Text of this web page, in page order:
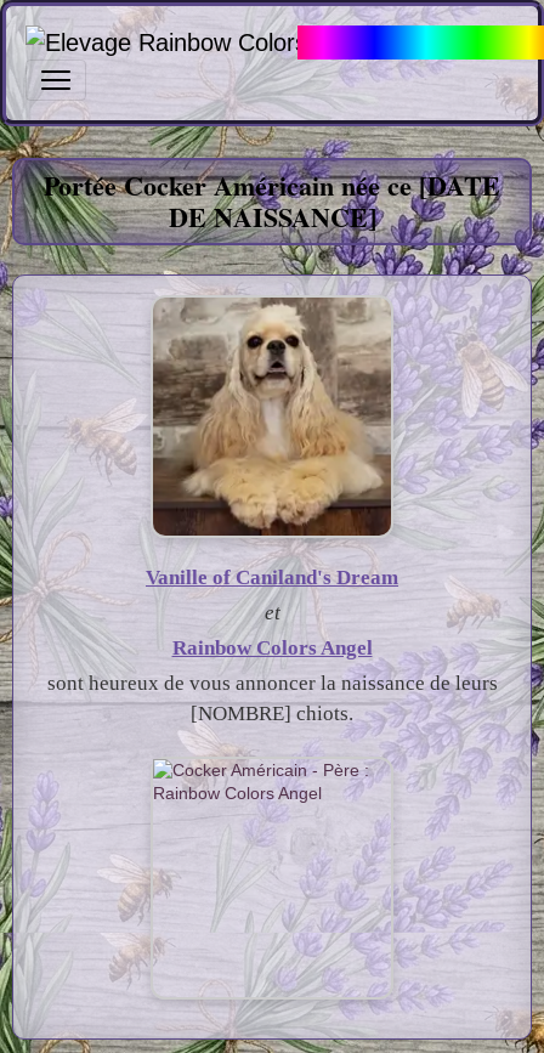
Portée Cocker Américain
Portée Cocker Américain née ce [DATE
DE NAISSANCE]
Les parents de la portée
Vanille of Caniland's Dream
et
Rainbow Colors Angel
sont heureux de vous annoncer la naissance de leurs
[NOMBRE] chiots.